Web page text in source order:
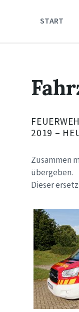
START
2019 –
Zusammen
übergeben.
Dieser